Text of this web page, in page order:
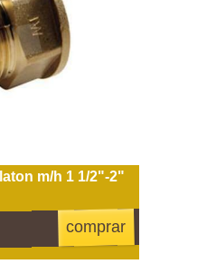
m/h 1 1/2"-2"
comprar